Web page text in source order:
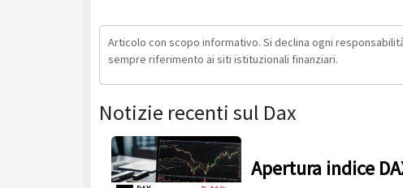
Articolo con scopo informativo. Si declina ogni
sempre riferimento ai siti istituzionali finanziari.
Notizie recenti sul Dax
Apertura indice